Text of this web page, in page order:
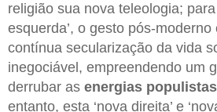
religião sua nova teleologia;
esquerda’, o gesto pós-
contínua secularização da vida
inegociável, empreendendo um
derrubar as energias populistas
entanto, esta ‘nova direita’ e